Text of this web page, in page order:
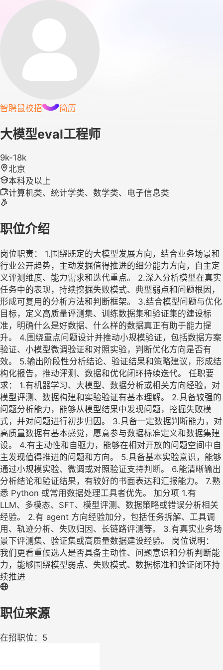
智聘鼠校招 简历
大模型eval工程师
9k-18k
北京
本科及以上
计算机类、统计学类、数学类、电子信息类
职位介绍
岗位职责： 1.围绕既定的大模型发展方向，结合业务场景和
行业公开趋势，主动发掘值得推进的细分能力方向，自主定
义评测维度、能力需求和迭代重点。 2.深入分析模型在真实
任务中的表现，持续挖掘失败模式、典型弱点和问题根因，
形成可复用的分析方法和判断框架。 3.结合模型问题与优化
目标，定义高质量评测集、训练数据集和验证集的建设标
准，明确什么是好数据、什么样的数据真正有助于能力提
升。 4.围绕重点问题设计并推动小规模验证，包括数据方案
验证、小模型微调验证和对照实验，判断优化方向是否有
效。 5.输出阶段性分析结论、验证结果和策略建议，形成结
构化报告，推动评测、数据和优化闭环持续迭代。 任职要
求： 1.有机器学习、大模型、数据分析或相关方向经验，对
模型评测、数据构建和实验验证有基本理解。 2.具备较强的
问题分析能力，能够从模型结果中发现问题，挖掘失败模
式，并对问题进行初步归因。 3.具备一定数据判断能力，对
高质量数据有基本感觉，愿意参与数据标准定义和数据集建
设。 4.有主动性和自驱力，能够在相对开放的问题空间中自
主发现值得推进的问题和方向。 5.具备基本实验意识，能够
通过小规模实验、微调或对照验证支持判断。 6.能清晰输出
分析结论和验证结果，有较好的书面表达和汇报能力。 7.熟
悉 Python 或常用数据处理工具者优先。 加分项 1.有
LLM、多模态、SFT、模型评测、数据策略或错误分析相关
经验。 2.有 agent 方向经验加分，包括任务拆解、工具调
用、轨迹分析、失败归因、长链路评测等。 3.有真实业务场
景下评测集、验证集或高质量数据建设经验。 岗位说明：
我们更看重候选人是否具备主动性、问题意识和分析判断能
力，能够围绕模型弱点、失败模式、数据标准和验证闭环持
续推进
职位来源
在招职位：5